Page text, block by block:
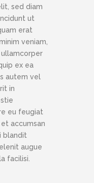
sed diam
ut
erat
veniam,
ex ea
autem vel
in
eu feugiat
accumsan
blandit
augue
facilisi.